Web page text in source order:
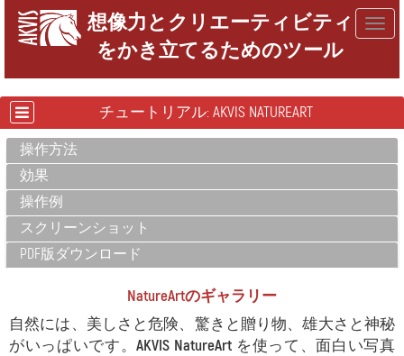
想像力とクリエーティビティ
をかき立てるためのツール
チュートリアル: AKVIS NATUREART
操作方法
効果
操作例
スクリーンショット
PDF版ダウンロード
NatureArtのギャラリー
自然には、美しさと危険、驚きと贈り物、雄大さと神秘
がいっぱいです。AKVIS NatureArt を使って、面白い写真